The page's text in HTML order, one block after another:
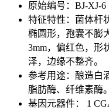
原始编号：BJ-XJ-6
特征特性：菌体杆
椭圆形，孢囊不膨
3mm，偏红色，形
泽，边缘不整齐。
参考用途：酿造白
脂肪酶、纤维素酶。
基因元器件： 1